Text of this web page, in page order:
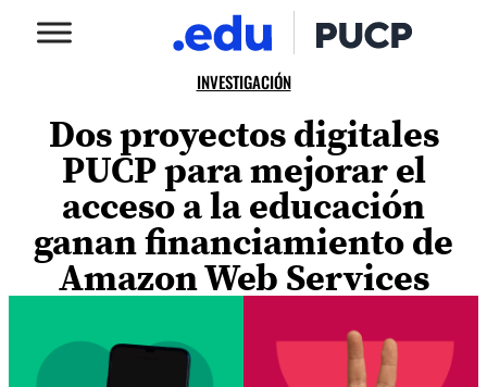
INVESTIGACIÓN
Dos proyectos digitales
PUCP para mejorar el
acceso a la educación
ganan financiamiento de
Amazon Web Services